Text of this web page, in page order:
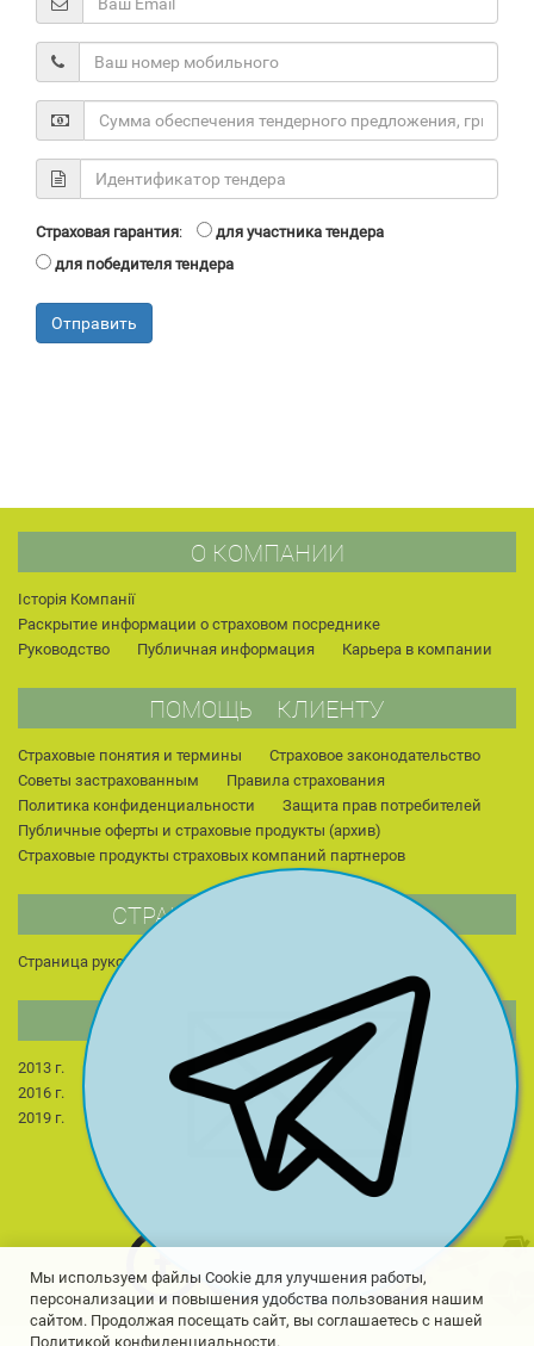
Страховая гарантия:
для участника тендера
для победителя тендера
Отправить
О КОМПАНИИ
Історія Компанії
Раскрытие информации о страховом посреднике
Руководство
Публичная информация Карьера в компании
ПОМОЩЬ КЛИЕНТУ
Страховые понятия и термины
Страховое законодательство
Советы застрахованным
Правила страхования
Политика конфиденциальности
Защита прав потребителей
Публичные оферты и страховые продукты (архив)
Страховые продукты страховых компаний партнеров
СТРАНИЦА РУКОВОДИТЕЛЯ
Страница руководителя
НОВОСТИ КОМПАНИИ
2013 г.
2015 г.
2016 г.
2018 г.
2019 г.
2022 г. 2023 г.
2025 г.
2026 г.
Мы используем файлы Cookie для улучшения работы,
персонализации и повышения удобства пользования нашим
сайтом. Продолжая посещать сайт, вы соглашаетесь с нашей
Политикой конфиденциальности.